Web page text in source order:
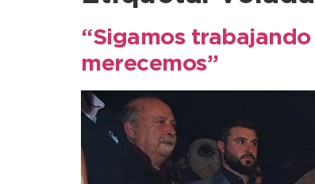
“Sigamos
merecemos”